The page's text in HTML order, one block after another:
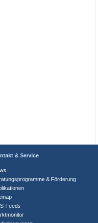
& Service
& Förderung
Feeds